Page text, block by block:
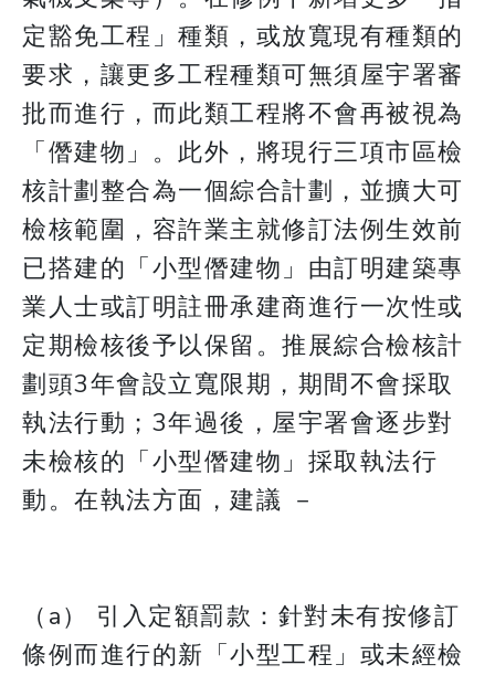
定豁免工程」種類，或放寬現有種類的
要求，讓更多工程種類可無須屋宇署審
批而進行，而此類工程將不會再被視為
「僭建物」。此外，將現行三項市區檢
核計劃整合為一個綜合計劃，並擴大可
檢核範圍，容許業主就修訂法例生效前
已搭建的「小型僭建物」由訂明建築專
業人士或訂明註冊承建商進行一次性或
定期檢核後予以保留。推展綜合檢核計
劃頭3年會設立寬限期，期間不會採取
執法行動；3年過後，屋宇署會逐步對
未檢核的「小型僭建物」採取執法行
動。在執法方面，建議 －
（a） 引入定額罰款：針對未有按修訂
條例而進行的新「小型工程」或未經檢